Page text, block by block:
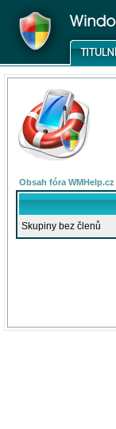
Obsah fóra WMHelp.cz
Skupiny bez členů